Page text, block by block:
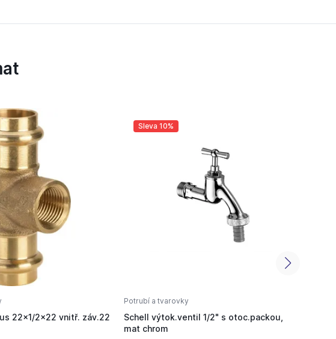
22x1/2x22 vnitř. záv.22
Sleva 10%
Potrubí a tvarovky
Schell výtok.ventil 1/2" s otoc.packou,
mat chrom